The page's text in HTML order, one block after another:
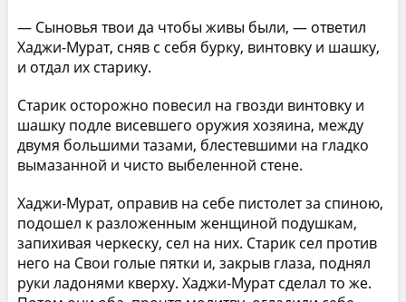
— Сыновья твои да чтобы живы были, — ответил
Хаджи-Мурат, сняв с себя бурку, винтовку и шашку,
и отдал их старику.
Старик осторожно повесил на гвозди винтовку и
шашку подле висевшего оружия хозяина, между
двумя большими тазами, блестевшими на гладко
вымазанной и чисто выбеленной стене.
Хаджи-Мурат, оправив на себе пистолет за спиною,
подошел к разложенным женщиной подушкам,
запихивая черкеску, сел на них. Старик сел против
него на Свои голые пятки и, закрыв глаза, поднял
руки ладонями кверху. Хаджи-Мурат сделал то же.